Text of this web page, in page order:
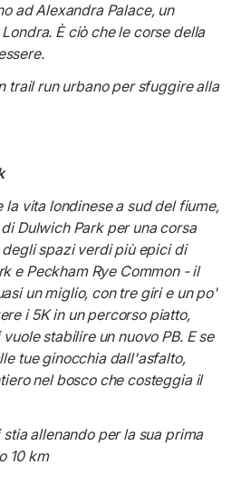
ad Alexandra Palace, un
È ciò che le corse della
trail run urbano per sfuggire alla
la vita londinese a sud del fiume,
Dulwich Park per una corsa
spazi verdi più epici di
e Peckham Rye Common - il
un miglio, con tre giri e un po'
i 5K in un percorso piatto,
stabilire un nuovo PB. E se
tue ginocchia dall'asfalto,
nel bosco che costeggia il
allenando per la sua prima
10 km